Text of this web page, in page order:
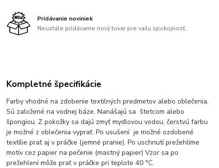
Pridávanie noviniek
Neustále pridávame nový tovar pre vašu spokojnosť.
Kompletné špecifikácie
Farby vhodné na zdobenie textilných predmetov alebo oblečenia.
Sú založené na vodnej báze. Nanášajú sa štetcom alebo
špongiou. Z pokožky sa dajú zmyť mydlovou vodou, čerstvú farbu
je možné z oblečenia vyprať. Po usušení je možné ozdobené
textílieprať aj v práčke (jemné pranie). Po uschnutí prežehlíme
motív cez papier na pečenie (mastný papier) Vzor sa po
prežehlení môže prať v práčke pri teplote 40 °C.